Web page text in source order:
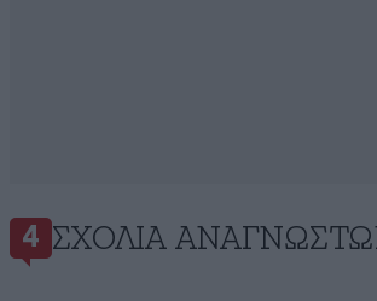
4 ΣΧΌΛΙΑ